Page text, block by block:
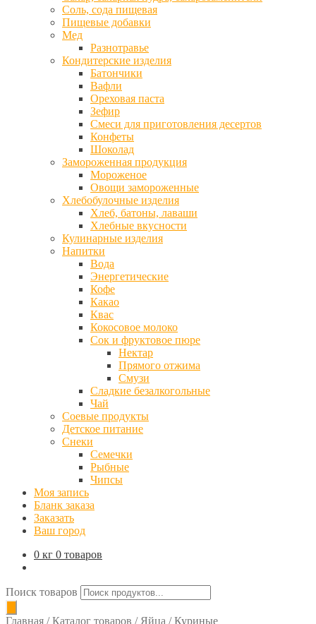
Соль, сода пищевая
Пищевые добавки
Мед
Разнотравье
Кондитерские изделия
Батончики
Вафли
Ореховая паста
Зефир
Смеси для приготовления десертов
Конфеты
Шоколад
Замороженная продукция
Мороженое
Овощи замороженные
Хлебобулочные изделия
Хлеб, батоны, лаваши
Хлебные вкусности
Кулинарные изделия
Напитки
Вода
Энергетические
Кофе
Какао
Квас
Кокосовое молоко
Сок и фруктовое пюре
Нектар
Прямого отжима
Смузи
Сладкие безалкогольные
Чай
Соевые продукты
Детское питание
Снеки
Семечки
Рыбные
Чипсы
Моя запись
Бланк заказа
Заказать
Ваш город
0 кг 0 товаров
Поиск товаров
Главная /Каталог товаров / Яйца /Куриные